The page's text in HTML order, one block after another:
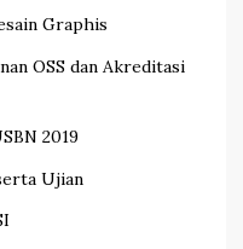
Graphis
OSS dan Akreditasi
2019
Ujian